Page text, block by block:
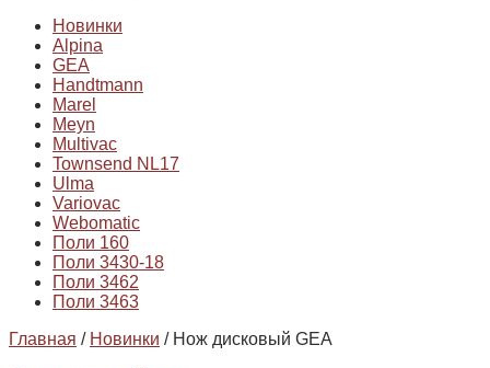
Новинки
Alpina
GEA
Handtmann
Marel
Meyn
Multivac
Townsend NL17
Ulma
Variovac
Webomatic
Поли 160
Поли 3430-18
Поли 3462
Поли 3463
Главная / Новинки / Нож дисковый GEA